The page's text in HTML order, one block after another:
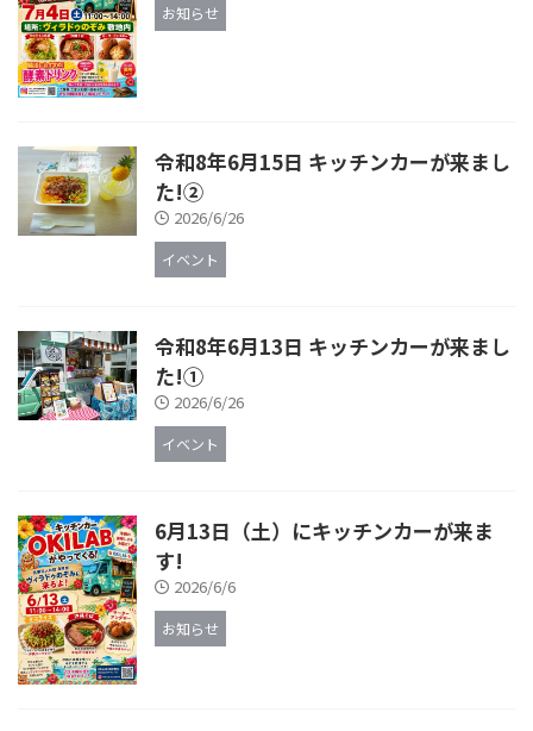
お知らせ
令和8年6月15日 キッチンカーが来まし
た!②
2026/6/26
イベント
令和8年6月13日 キッチンカーが来まし
た!①
2026/6/26
イベント
6月13日（土）にキッチンカーが来ま
す!
2026/6/6
お知らせ